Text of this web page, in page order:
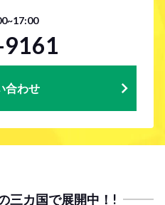
合わせ
三カ国で展開中！!